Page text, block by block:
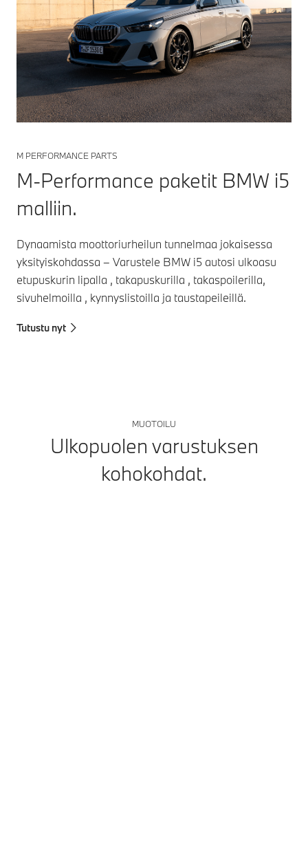
M PERFORMANCE PARTS
M-Performance paketit BMW i5
malliin.
Dynaamista moottoriurheilun tunnelmaa jokaisessa
yksityiskohdassa – Varustele BMW i5 autosi ulkoasu
etupuskurin lipalla , takapuskurilla , takaspoilerilla,
sivuhelmoilla , kynnyslistoilla ja taustapeileillä.
Tutustu nyt
MUOTOILU
Ulkopuolen varustuksen
kohokohdat.